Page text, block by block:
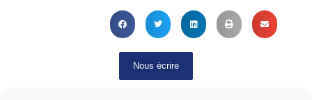
Nous écrire